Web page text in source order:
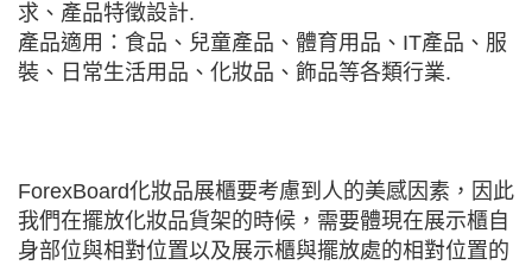
求、產品特徵設計.
產品適用：食品、兒童產品、體育用品、IT產品、服
裝、日常生活用品、化妝品、飾品等各類行業.
ForexBoard化妝品展櫃要考慮到人的美感因素，因此
我們在擺放化妝品貨架的時候，需要體現在展示櫃自
身部位與相對位置以及展示櫃與擺放處的相對位置的